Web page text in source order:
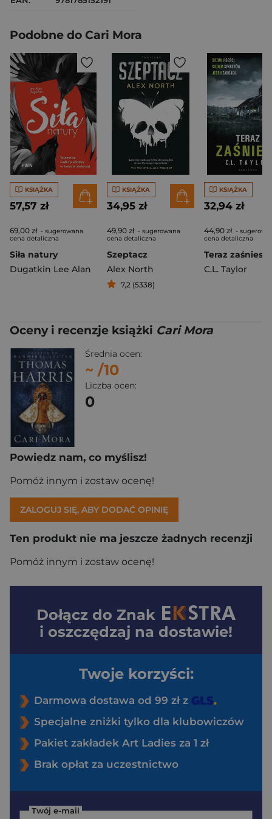
Podobne do Cari Mora
KSIĄŻKA
57,57 zł
69,00 zł - sugerowana
cena detaliczna
Siła natury
Dugatkin Lee Alan
KSIĄŻKA
34,95 zł
49,90 zł - sugerowana
cena detaliczna
Szeptacz
Alex North
7,2 (5338)
KSIĄŻKA
32,94 zł
44,90 zł -
cena detaliczna
Teraz zaśniesz
C.L. Taylor
Oceny i recenzje książki Cari Mora
Średnia ocen:
~ /10
Liczba ocen:
0
Powiedz nam, co myślisz!
Pomóż innym i zostaw ocenę!
ZALOGUJ SIĘ, ABY DODAĆ OPINIĘ
Ten produkt nie ma jeszcze żadnych recenzji
Pomóż innym i zostaw ocenę!
Dołącz do Znak
i oszczędzaj na dostawie!
Twoje korzyści:
Darmowa dostawa od 99 zł z
Specjalne zniżki tylko dla klubowiczów
Pakiet zakładek Art Ladies za 1 zł
Brak opłat za uczestnictwo
Twój e-mail